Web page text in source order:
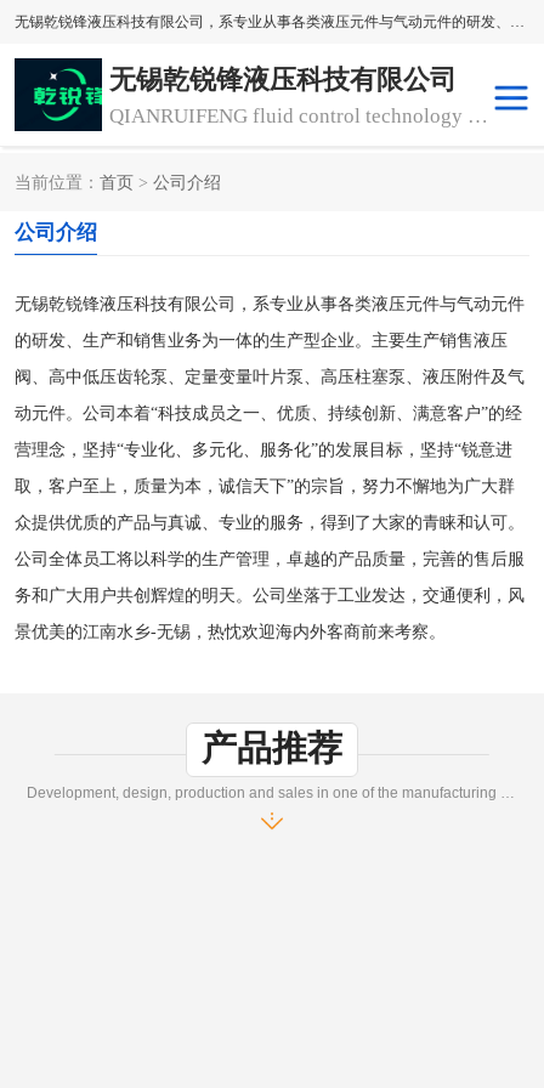
无锡乾锐锋液压科技有限公司，系专业从事各类液压元件与气动元件的研发、生产和销售业务为一体的生产型齿轮泵厂家、液压齿轮泵厂家。主要生产销售风冷式冷却器、液压油风冷却器，冷却器厂家直销、齿轮泵型号、齿轮泵厂家排名详情可来电咨询！
无锡乾锐锋液压科技有限公司
QIANRUIFENG fluid control technology co. LTD
当前位置： 首页 > 公司介绍
公司介绍
无锡乾锐锋液压科技有限公司，系专业从事各类液压元件与气动元件
的研发、生产和销售业务为一体的生产型企业。主要生产销售液压
阀、高中低压齿轮泵、定量变量叶片泵、高压柱塞泵、液压附件及气
动元件。公司本着“科技成员之一、优质、持续创新、满意客户”的经
营理念，坚持“专业化、多元化、服务化”的发展目标，坚持“锐意进
取，客户至上，质量为本，诚信天下”的宗旨，努力不懈地为广大群
众提供优质的产品与真诚、专业的服务，得到了大家的青睐和认可。
公司全体员工将以科学的生产管理，卓越的产品质量，完善的售后服
务和广大用户共创辉煌的明天。公司坐落于工业发达，交通便利，风
景优美的江南水乡-无锡，热忱欢迎海内外客商前来考察。
产品推荐
Development, design, production and sales in one of the manufacturing enterprises
离合器、制动器 气动元器件
齿轮泵厂家